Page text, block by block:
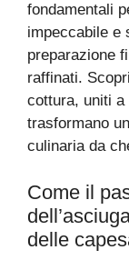
fondamentali
impeccabile e
preparazione
raffinati.
cottura, uniti a
trasformano
culinaria da
Come il
delle